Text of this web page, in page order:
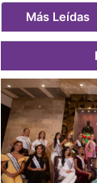
Más Leídas